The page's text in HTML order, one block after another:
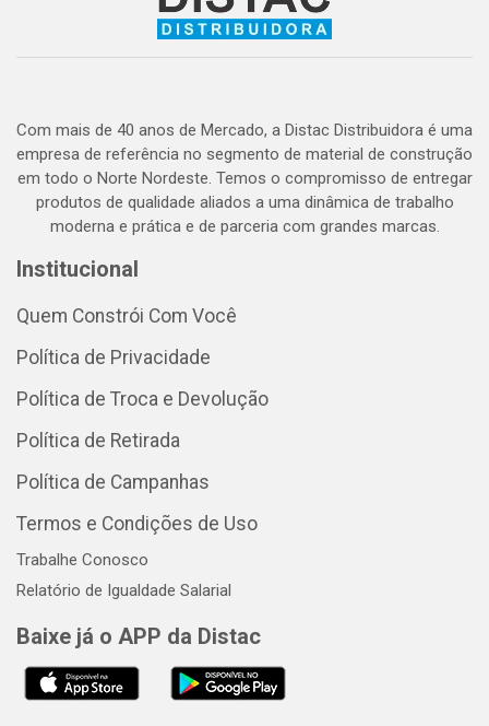
Com mais de 40 anos de Mercado, a Distac Distribuidora é uma
empresa de referência no segmento de material de construção
em todo o Norte Nordeste. Temos o compromisso de entregar
produtos de qualidade aliados a uma dinâmica de trabalho
moderna e prática e de parceria com grandes marcas.
Institucional
Quem Constrói Com Você
Política de Privacidade
Política de Troca e Devolução
Política de Retirada
Política de Campanhas
Termos e Condições de Uso
Trabalhe Conosco
Relatório de Igualdade Salarial
Baixe já o APP da Distac